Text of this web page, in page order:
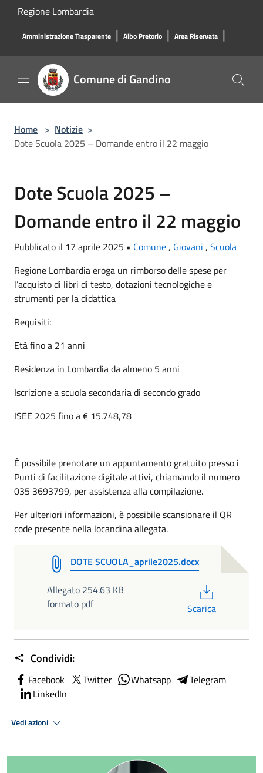
Salta al contenuto principale
Regione Lombardia
Amministrazione Trasparente | Albo Pretorio | Area Riservata |
Comune di Gandino
Home > Notizie >
Dote Scuola 2025 – Domande entro il 22 maggio
Dote Scuola 2025 –
Domande entro il 22 maggio
Pubblicato il 17 aprile 2025 • Comune, Giovani , Scuola
Regione Lombardia eroga un rimborso delle spese per
l’acquisto di libri di testo, dotazioni tecnologiche e
strumenti per la didattica
Requisiti:
Età fino a 21 anni
Residenza in Lombardia da almeno 5 anni
Iscrizione a scuola secondaria di secondo grado
ISEE 2025 fino a € 15.748,78
È possibile prenotare un appuntamento gratuito presso i
Punti di facilitazione digitale attivi, chiamando il numero
035 3693799, per assistenza alla compilazione.
Per ulteriori informazioni, è possibile scansionare il QR
code presente nella locandina allegata.
DOTE SCUOLA_aprile2025.docx
Allegato 254.63 KB
formato pdf
Scarica
Condividi:
Facebook Twitter Whatsapp
Telegram
LinkedIn
Vedi azioni